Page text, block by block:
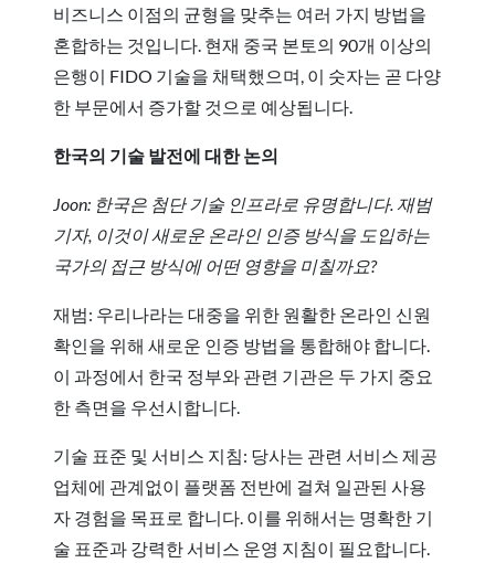
비즈니스 이점의 균형을 맞추는 여러 가지 방법을
혼합하는 것입니다. 현재 중국 본토의 90개 이상의
은행이 FIDO 기술을 채택했으며, 이 숫자는 곧 다양
한 부문에서 증가할 것으로 예상됩니다.
한국의 기술 발전에 대한 논의
Joon: 한국은 첨단 기술 인프라로 유명합니다. 재범
기자, 이것이 새로운 온라인 인증 방식을 도입하는
국가의 접근 방식에 어떤 영향을 미칠까요?
재범: 우리나라는 대중을 위한 원활한 온라인 신원
확인을 위해 새로운 인증 방법을 통합해야 합니다.
이 과정에서 한국 정부와 관련 기관은 두 가지 중요
한 측면을 우선시합니다.
기술 표준 및 서비스 지침: 당사는 관련 서비스 제공
업체에 관계없이 플랫폼 전반에 걸쳐 일관된 사용
자 경험을 목표로 합니다. 이를 위해서는 명확한 기
술 표준과 강력한 서비스 운영 지침이 필요합니다.